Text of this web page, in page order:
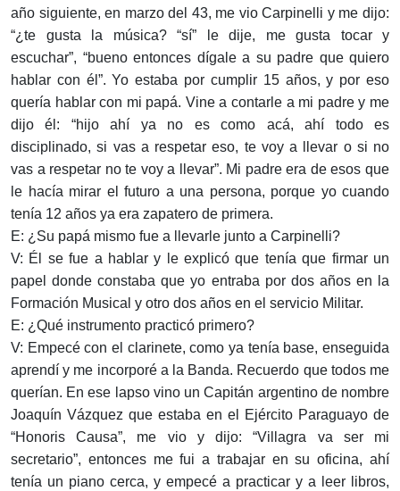
año siguiente, en marzo del 43, me vio Carpinelli y me dijo:
“¿te gusta la música? “sí” le dije, me gusta tocar y
escuchar”, “bueno entonces dígale a su padre que quiero
hablar con él”. Yo estaba por cumplir 15 años, y por eso
quería hablar con mi papá. Vine a contarle a mi padre y me
dijo él: “hijo ahí ya no es como acá, ahí todo es
disciplinado, si vas a respetar eso, te voy a llevar o si no
vas a respetar no te voy a llevar”. Mi padre era de esos que
le hacía mirar el futuro a una persona, porque yo cuando
tenía 12 años ya era zapatero de primera.
E: ¿Su papá mismo fue a llevarle junto a Carpinelli?
V: Él se fue a hablar y le explicó que tenía que firmar un
papel donde constaba que yo entraba por dos años en la
Formación Musical y otro dos años en el servicio Militar.
E: ¿Qué instrumento practicó primero?
V: Empecé con el clarinete, como ya tenía base, enseguida
aprendí y me incorporé a la Banda. Recuerdo que todos me
querían. En ese lapso vino un Capitán argentino de nombre
Joaquín Vázquez que estaba en el Ejército Paraguayo de
“Honoris Causa”, me vio y dijo: “Villagra va ser mi
secretario”, entonces me fui a trabajar en su oficina, ahí
tenía un piano cerca, y empecé a practicar y a leer libros,